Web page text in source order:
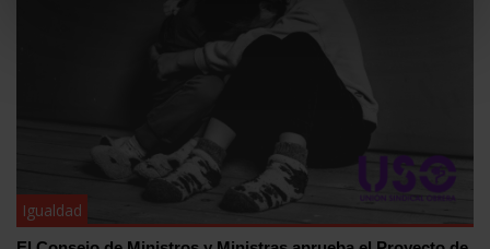
Igualdad